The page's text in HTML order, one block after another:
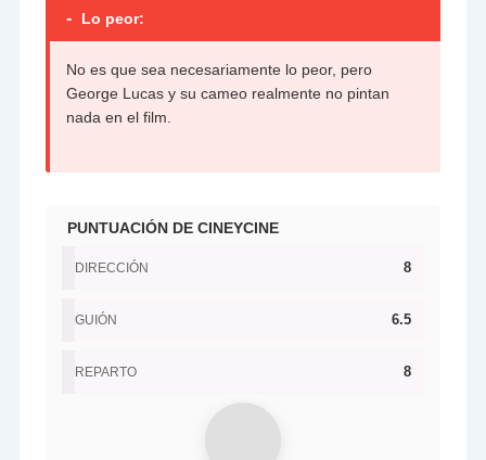
- Lo peor:
No es que sea necesariamente lo peor, pero
George Lucas y su cameo realmente no pintan
nada en el film.
PUNTUACIÓN DE CINEYCINE
DIRECCIÓN 8
GUIÓN 6.5
REPARTO 8